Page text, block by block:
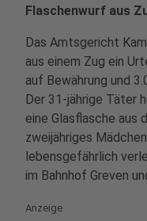
Flaschenwurf aus
Das Amtsgericht
aus einem Zug ein
auf Bewährung und
Der 31-jährige Täter
eine Glasflasche aus
zweijähriges
lebensgefährlich
im Bahnhof Greven
Anzeige